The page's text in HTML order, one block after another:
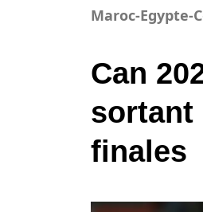
Maroc-Egypte-
Can
sortant
finales